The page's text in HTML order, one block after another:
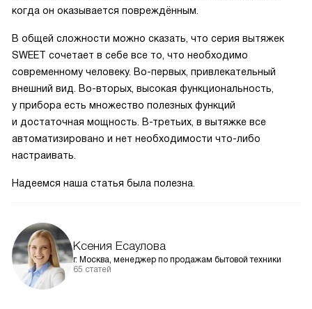
когда он оказывается повреждённым.
В общей сложности можно сказать, что серия вытяжек
SWEET сочетает в себе все то, что необходимо
современному человеку. Во-первых, привлекательный
внешний вид. Во-вторых, высокая функциональность,
у прибора есть множество полезных функций
и достаточная мощность. В-третьих, в вытяжке все
автоматизировано и нет необходимости что-либо
настраивать.
Надеемся наша статья была полезна.
Ксения Есаулова
г. Москва, менеджер по продажам бытовой техники
65 статей